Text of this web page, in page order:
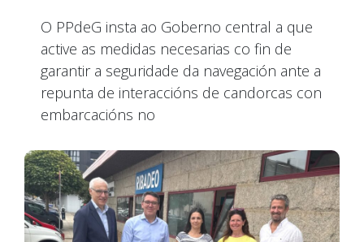
O PPdeG insta ao Goberno central a que
active as medidas necesarias co fin de
garantir a seguridade da navegación ante a
repunta de interaccións de candorcas con
embarcacións no